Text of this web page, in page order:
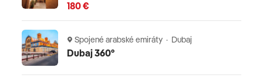
180 €
Spojené arabské emiráty · Dubaj
Dubaj 360°